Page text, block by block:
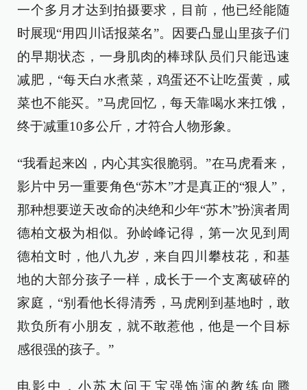
一个多月才达到拍摄要求，目前，他已经能随
时展现“用四川话报菜名”。因要凸显山里孩子们
的早期状态，一身肌肉的棒球队员们只能迅速
减肥，“每天白水煮菜，鸡蛋还不让吃蛋黄，咸
菜也不能买。”马虎回忆，每天靠喝水来扛饿，
终于减重10多公斤，才符合人物形象。
“我看起来凶，内心其实很脆弱。”在马虎看来，
影片中另一重要角色“苏木”才是真正的“狠人”，
那种想要逆天改命的决绝和少年“苏木”扮演者周
德柏文极为相似。孙岭峰记得，第一次见到周
德柏文时，他八九岁，来自四川攀枝花，和基
地的大部分孩子一样，成长于一个支离破碎的
家庭，“别看他长得清秀，马虎刚到基地时，敢
欺负所有小朋友，就不敢惹他，他是一个目标
感很强的孩子。”
电影中，小苏木问王宝强饰演的教练向腾